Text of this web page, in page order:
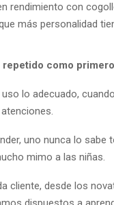
rendimiento con
más personalidad
como
lo adecuado,
uno nunca lo
mimo a las niñas.
cliente, desde los